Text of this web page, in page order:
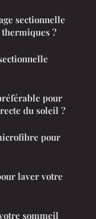
sectionnelle
?
pour
du soleil ?
pour
laver votre
sommeil